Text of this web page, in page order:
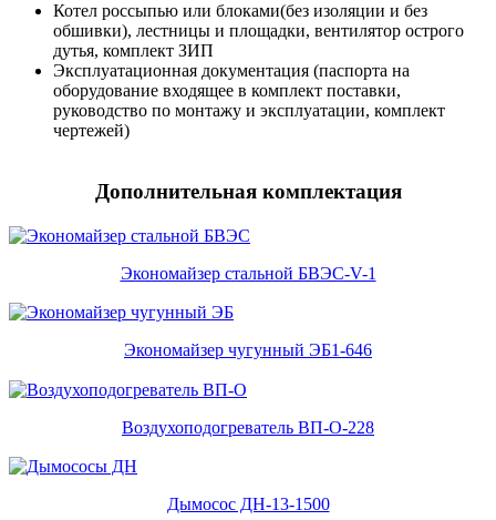
Котел россыпью или блоками(без изоляции и без
обшивки), лестницы и площадки, вентилятор острого
дутья, комплект ЗИП
Эксплуатационная документация (паспорта на
оборудование входящее в комплект поставки,
руководство по монтажу и эксплуатации, комплект
чертежей)
Дополнительная комплектация
Экономайзер стальной БВЭС-V-1
Экономайзер чугунный ЭБ1-646
Воздухоподогреватель ВП-О-228
Дымосос ДН-13-1500